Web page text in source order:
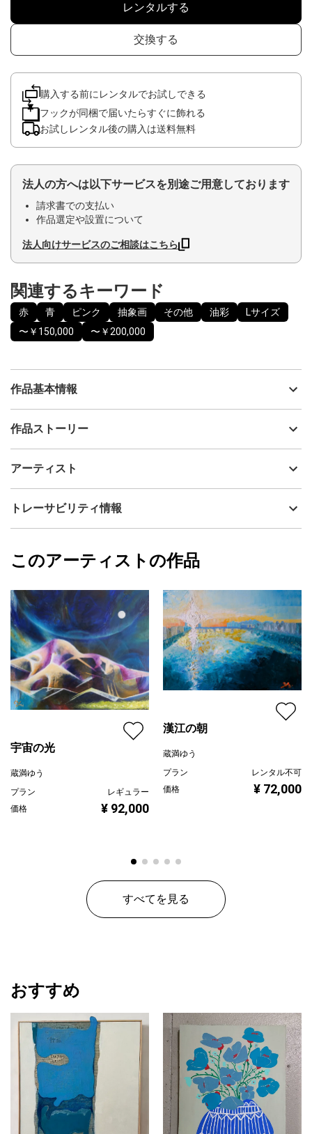
レンタルする
交換する
購入する前にレンタルでお試しできる
フックが同梱で届いたらすぐに飾れる
お試しレンタル後の購入は送料無料
法人の方へは以下サービスを別途ご用意しております
請求書での支払い
作品選定や設置について
法人向けサービスのご相談はこちら
関連するキーワード
赤 青 ピンク 抽象画 その他 油彩
Lサイズ
〜￥150,000
〜￥200,000
作品基本情報
出品者
制作年
技法
油彩
カラー
赤
ピンク
ジャンル
抽象画
配送目安
二週間以内
作品ストーリー
アーティスト
蔵満ゆう
フォローする
トレーサビリティ情報
蔵満ゆう
このアーティストの作品
宇宙の光
蔵満ゆう
プラン
レギュラー
価格
¥ 92,000
漢江の朝
蔵満ゆう
プラン
レンタル不可
価格
¥ 72,000
すべてを見る
おすすめ